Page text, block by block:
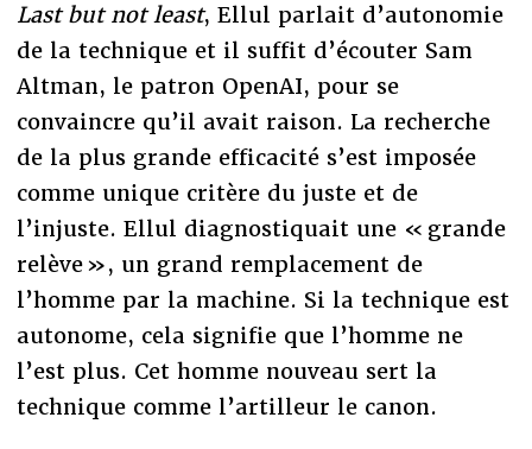
Last but not least, Ellul parlait d’autonomie
de la technique et il suffit d’écouter Sam
Altman, le patron OpenAI, pour se
convaincre qu’il avait raison. La recherche
de la plus grande efficacité s’est imposée
comme unique critère du juste et de
l’injuste. Ellul diagnostiquait une « grande
relève », un grand remplacement de
l’homme par la machine. Si la technique est
autonome, cela signifie que l’homme ne
l’est plus. Cet homme nouveau sert la
technique comme l’artilleur le canon.